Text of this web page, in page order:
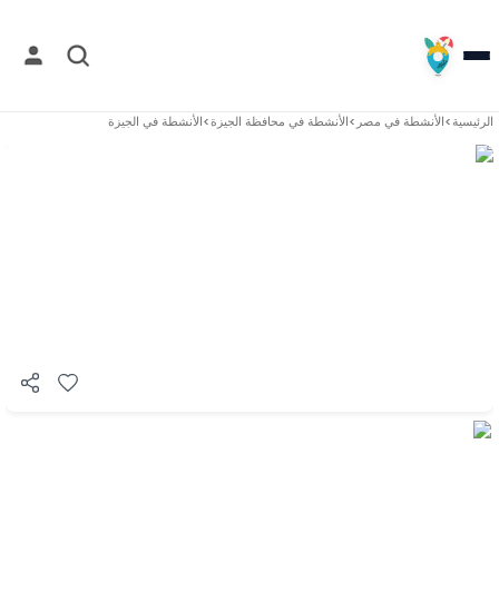
الرئيسية>الأنشطة في مصر >الأنشطة في محافظة الجيزة>الأنشطة في الجيزة